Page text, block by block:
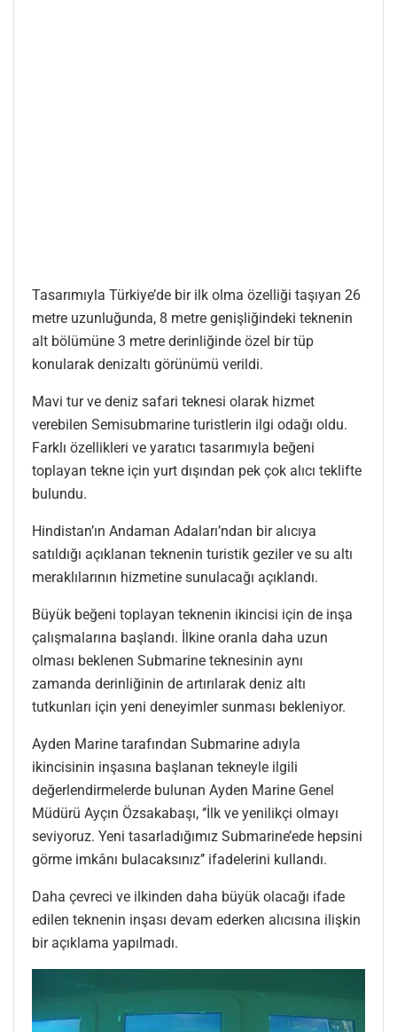
Tasarımıyla Türkiye’de bir ilk olma özelliği taşıyan 26
metre uzunluğunda, 8 metre genişliğindeki teknenin
alt bölümüne 3 metre derinliğinde özel bir tüp
konularak denizaltı görünümü verildi.
Mavi tur ve deniz safari teknesi olarak hizmet
verebilen Semisubmarine turistlerin ilgi odağı oldu.
Farklı özellikleri ve yaratıcı tasarımıyla beğeni
toplayan tekne için yurt dışından pek çok alıcı teklifte
bulundu.
Hindistan’ın Andaman Adaları’ndan bir alıcıya
satıldığı açıklanan teknenin turistik geziler ve su altı
meraklılarının hizmetine sunulacağı açıklandı.
Büyük beğeni toplayan teknenin ikincisi için de inşa
çalışmalarına başlandı. İlkine oranla daha uzun
olması beklenen Submarine teknesinin aynı
zamanda derinliğinin de artırılarak deniz altı
tutkunları için yeni deneyimler sunması bekleniyor.
Ayden Marine tarafından Submarine adıyla
ikincisinin inşasına başlanan tekneyle ilgili
değerlendirmelerde bulunan Ayden Marine Genel
Müdürü Ayçın Özsakabaşı, ‘’İlk ve yenilikçi olmayı
seviyoruz. Yeni tasarladığımız Submarine’ede hepsini
görme imkânı bulacaksınız’’ ifadelerini kullandı.
Daha çevreci ve ilkinden daha büyük olacağı ifade
edilen teknenin inşası devam ederken alıcısına ilişkin
bir açıklama yapılmadı.